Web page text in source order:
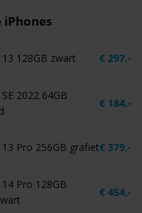
128GB zwart € 297,-
2022 64GB
€ 184,-
Pro 256GB grafiet€ 379,-
Pro 128GB
€ 454,-